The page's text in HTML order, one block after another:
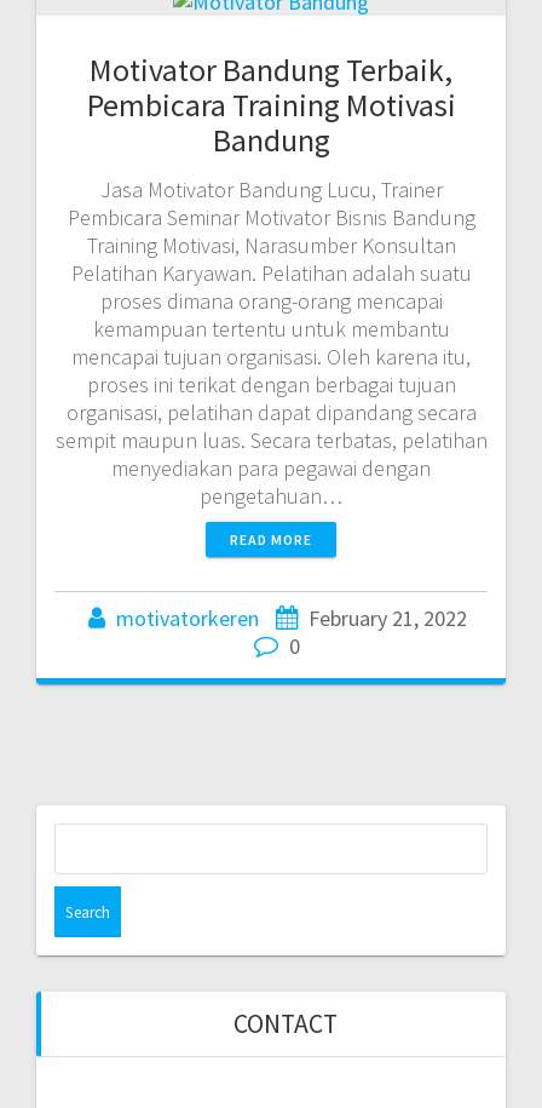
Motivator Bandung Terbaik,
Pembicara Training Motivasi
Bandung
Jasa Motivator Bandung Lucu, Trainer
Pembicara Seminar Motivator Bisnis Bandung
Training Motivasi, Narasumber Konsultan
Pelatihan Karyawan. Pelatihan adalah suatu
proses dimana orang-orang mencapai
kemampuan tertentu untuk membantu
mencapai tujuan organisasi. Oleh karena itu,
proses ini terikat dengan berbagai tujuan
organisasi, pelatihan dapat dipandang secara
sempit maupun luas. Secara terbatas, pelatihan
menyediakan para pegawai dengan
pengetahuan…
READ MORE
motivatorkeren
February 21, 2022
0
CONTACT